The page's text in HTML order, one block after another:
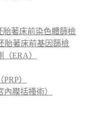
胎著床前染色體篩檢
胎著床前基因篩檢
ERA）
）
膜括搔術）